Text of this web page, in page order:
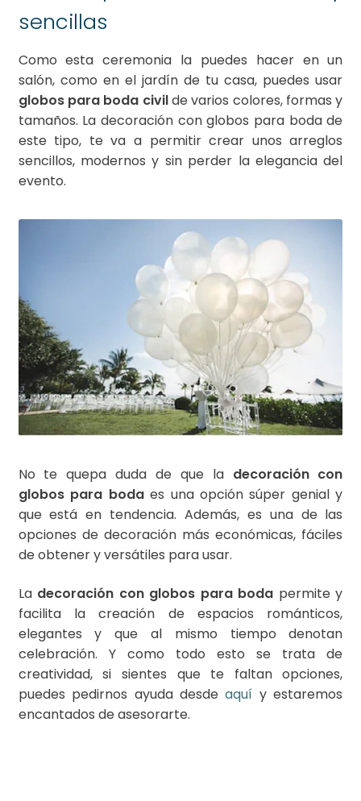
sencillas
Como esta ceremonia la puedes hacer en un
salón, como en el jardín de tu casa, puedes usar
globos para boda civilde varios colores, formas y
tamaños. La decoración con globos para boda de
este tipo, te va a permitir crear unos arreglos
sencillos, modernos y sin perder la elegancia del
evento.
No te quepa duda de que la decoración con
globos para bodaes una opción súper genial y
que está en tendencia. Además, es una de las
opciones de decoración más económicas, fáciles
de obtener y versátiles para usar.
La decoración con globos para boda permite y
facilita la creación de espacios románticos,
elegantes y que al mismo tiempo denotan
celebración. Y como todo esto se trata de
creatividad, si sientes que te faltan opciones,
puedes pedirnos ayuda desdeaquí y estaremos
encantados de asesorarte.